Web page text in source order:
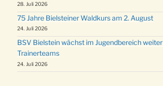
28. Juli 2026
75 Jahre Bielsteiner Waldkurs am 2. August
24. Juli 2026
BSV Bielstein wächst im Jugendbereich
Trainerteams
24. Juli 2026